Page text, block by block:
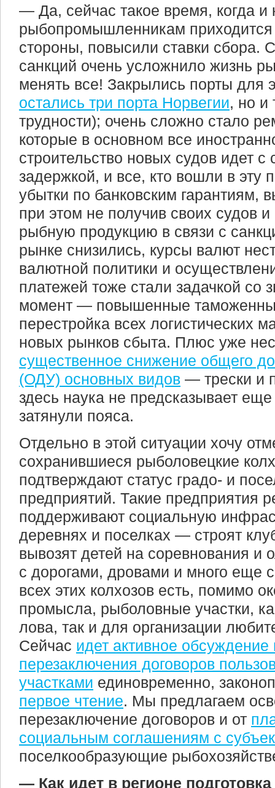
— Да, сейчас такое время, когда и
рыбопромышленникам
стороны, повысили ставки сбора.
санкций очень усложнило жизнь
менять все! Закрылись порты для
остались три порта Норвегии, но и
трудности); очень сложно стало
которые в основном все
строительство новых судов идет с
задержкой, и все, кто вошли в эту
убытки по банковским гарантиям,
при этом не получив своих судов
рыбную продукцию в связи с
рынке снизились, курсы валют
валютной политики и
платежей тоже стали задачкой со
момент — повышенные
перестройка всех логистических
новых рынков сбыта. Плюс уже
существенное снижение общего
(ОДУ) основных видов — трески и
здесь наука не предсказывает
затянули пояса.
Отдельно в этой ситуации хочу
сохранившиеся рыболовецкие
подтверждают статус градо- и
предприятий. Такие предприятия
поддерживают социальную
деревнях и поселках — строят
вывозят детей на соревнования и
с дорогами, дровами и много еще
всех этих колхозов есть, помимо
промысла, рыболовные участки,
лова, так и для организации
Сейчас идет активное обсуждение
перезаключения договоров
участками единовременно,
первое чтение. Мы предлагаем
перезаключение договоров и от
социальным соглашениям с
поселкообразующие
— Как идет в регионе